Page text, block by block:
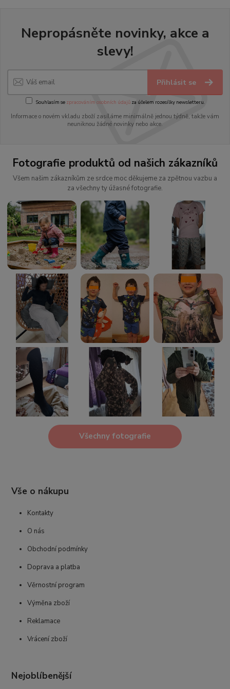
Nepropásněte novinky, akce a
slevy!
Přihlásit se
Souhlasím se zpracováním osobních údajůza účelem rozesílky newsletteru.
Informace o novém vkladu zboží zasíláme minimálně jednou týdně, takže vám
neuniknou žádné novinky nebo akce.
Fotografie produktů od našich zákazníků
Všem našim zákazníkům ze srdce moc děkujeme za zpětnou vazbu a
za všechny ty úžasné fotografie.
Všechny fotografie
Vše o nákupu
Kontakty
O nás
Obchodní podmínky
Doprava a platba
Věrnostní program
Výměna zboží
Reklamace
Vrácení zboží
Nejoblíbenější